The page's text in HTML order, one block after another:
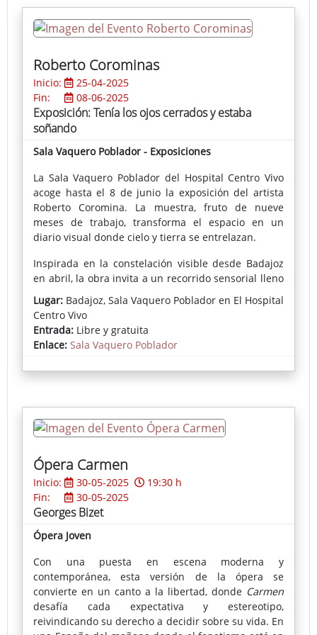
Roberto Corominas
Inicio:
25-04-2025
Fin:
08-06-2025
Exposición: Tenía los ojos cerrados y estaba
soñando
Sala Vaquero Poblador - Exposiciones
La Sala Vaquero Poblador del Hospital Centro Vivo
acoge hasta el 8 de junio la exposición del artista
Roberto Coromina. La muestra, fruto de nueve
meses de trabajo, transforma el espacio en un
diario visual donde cielo y tierra se entrelazan.
Inspirada en la constelación visible desde Badajoz
en abril, la obra invita a un recorrido sensorial lleno
de referencias artísticas y ecos literarios, con una
fuerte carga meditativa sobre el tiempo y la
memoria.
Lugar: Badajoz, Sala Vaquero Poblador en El Hospital
Centro Vivo
Entrada: Libre y gratuita
Enlace: Sala Vaquero Poblador
Ópera Carmen
Inicio: 30-05-2025
19:30 h
Fin:
30-05-2025
Georges Bizet
Ópera Joven
Con una puesta en escena moderna y
contemporánea, esta versión de la ópera se
convierte en un canto a la libertad, donde Carmen
desafía cada expectativa y estereotipo,
reivindicando su derecho a decidir sobre su vida. En